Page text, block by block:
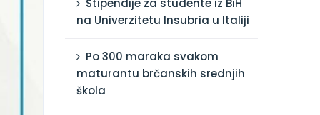
Stipendije za studente iz BiH
na Univerzitetu Insubria u Italiji
Po 300 maraka svakom
maturantu brčanskih srednjih
škola